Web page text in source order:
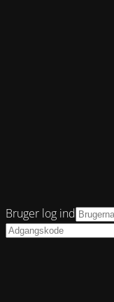
Bruger log ind